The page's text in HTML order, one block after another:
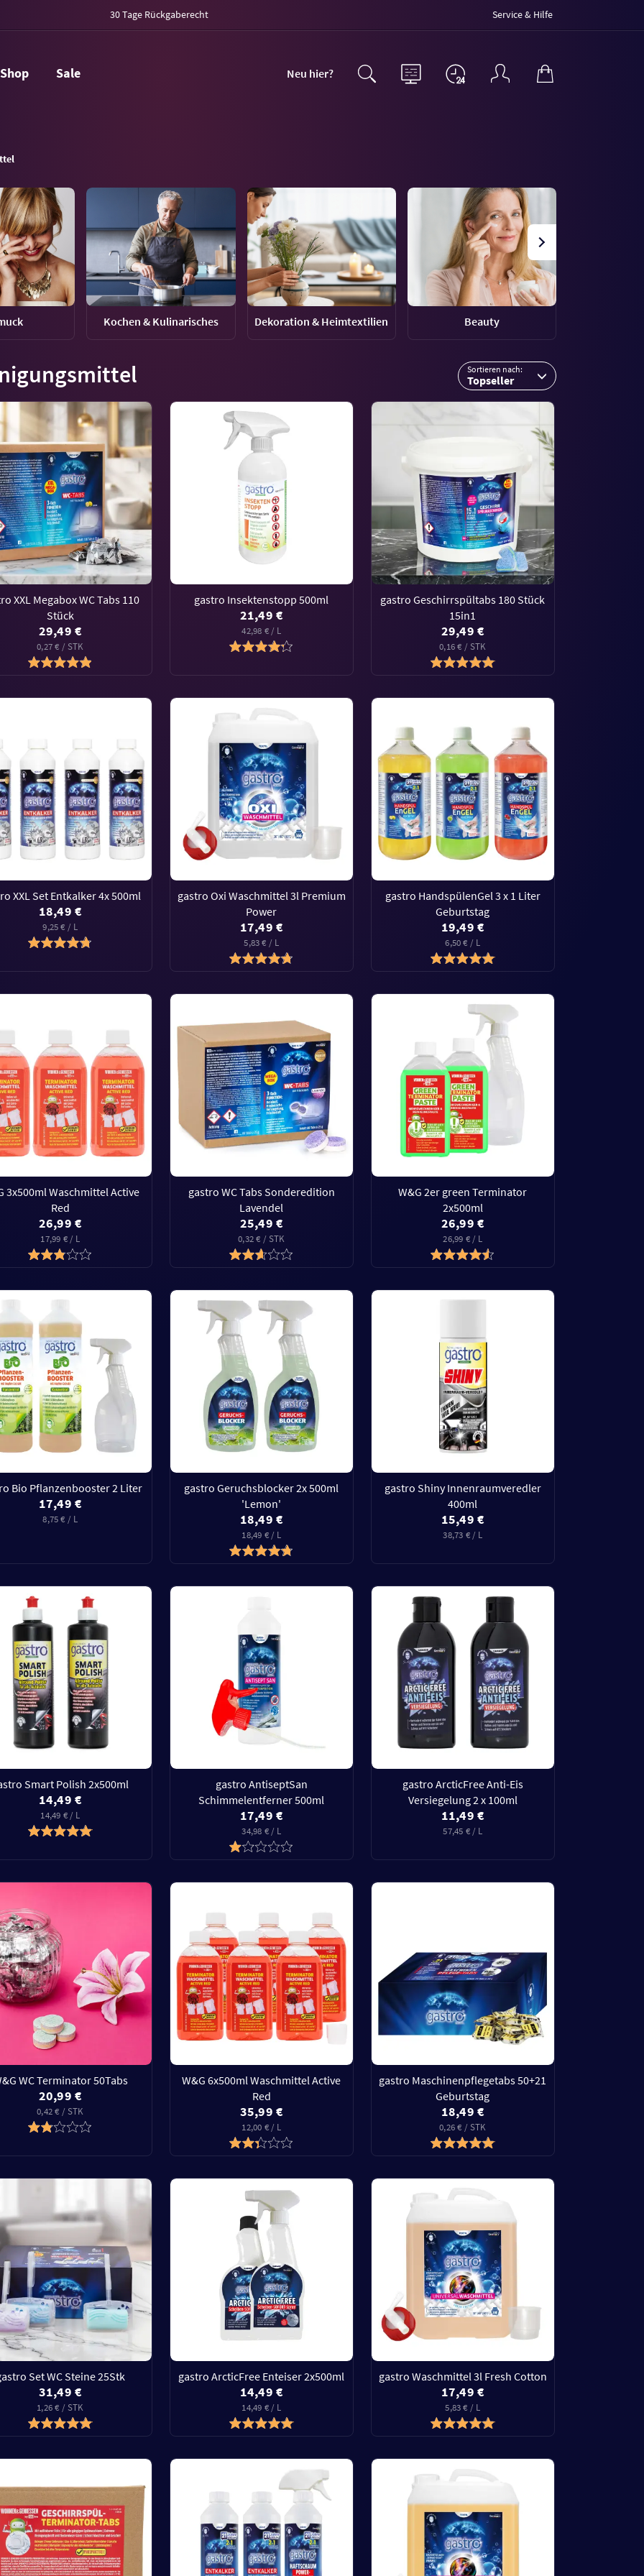
30 Tage Rückgaberecht Service & Hilfe
Shop Sale Neu hier?
Kochen & Kulinarisches Dekoration & Heimtextilien Beauty
Sortieren nach:
Topseller
XXL Megabox WC Tabs 110
Stück
29,49 €
0,27 € / STK
gastro Insektenstopp 500ml
21,49 €
42,98 € / L
gastro Geschirrspültabs 180 Stück
15in1
29,49 €
0,16 € / STK
XXL Set Entkalker 4x 500ml
18,49 €
9,25 € / L
gastro Oxi Waschmittel 3l Premium
Power
17,49 €
5,83 € / L
gastro HandspülenGel 3 x 1 Liter
Geburtstag
19,49 €
6,50 € / L
3x500ml Waschmittel Active
Red
26,99 €
17,99 € / L
gastro WC Tabs Sonderedition
Lavendel
25,49 €
0,32 € / STK
W&G 2er green Terminator
2x500ml
26,99 €
26,99 € / L
Bio Pflanzenbooster 2 Liter
17,49 €
8,75 € / L
gastro Geruchsblocker 2x 500ml
'Lemon'
18,49 €
18,49 € / L
gastro Shiny Innenraumveredler
400ml
15,49 €
38,73 € / L
Smart Polish 2x500ml
14,49 €
14,49 € / L
gastro AntiseptSan
Schimmelentferner 500ml
17,49 €
34,98 € / L
gastro ArcticFree Anti-Eis
Versiegelung 2 x 100ml
11,49 €
57,45 € / L
WC Terminator 50Tabs
20,99 €
0,42 € / STK
W&G 6x500ml Waschmittel Active
Red
35,99 €
12,00 € / L
gastro Maschinenpflegetabs 50+21
Geburtstag
18,49 €
0,26 € / STK
Set WC Steine 25Stk
31,49 €
1,26 € / STK
gastro ArcticFree Enteiser 2x500ml
14,49 €
14,49 € / L
gastro Waschmittel 3l Fresh Cotton
17,49 €
5,83 € / L